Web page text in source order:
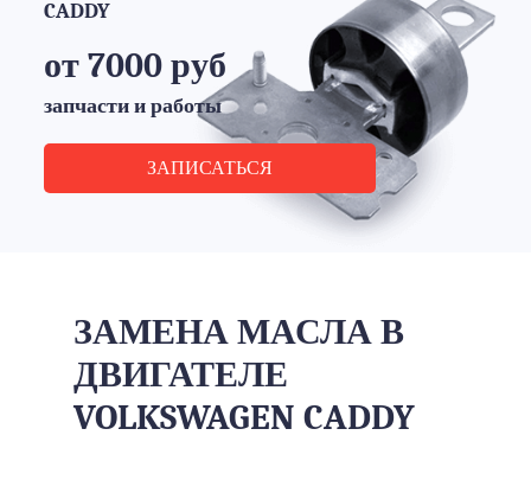
CADDY
от 7000 руб
запчасти и работы
ЗАПИСАТЬСЯ
ЗАМЕНА МАСЛА В
ДВИГАТЕЛЕ
VOLKSWAGEN CADDY